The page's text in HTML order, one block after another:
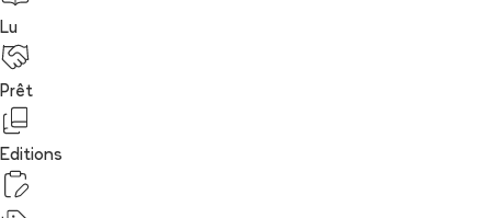
Lu
Prêt
Editions